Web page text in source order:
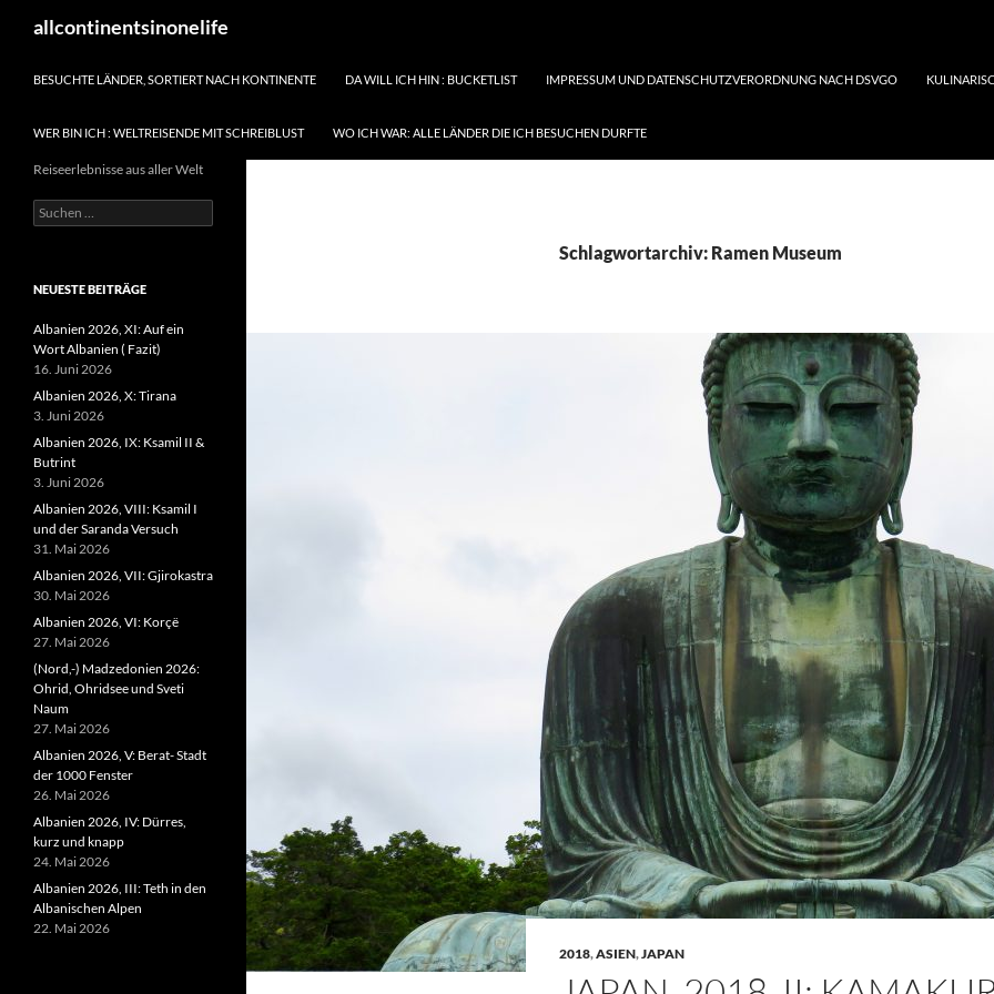
Inhaltallcontinentsinonelife
BESUCHTE LÄNDER, SORTIERT NACH KONTINENTE DA WILL ICH HIN : BUCKETLIST IMPRESSUM UND DATENSCHUTZVERORDNUNG NACH DSVGO
WER BIN ICH : WELTREISENDE MIT SCHREIBLUST WO ICH WAR: ALLE LÄNDER DIE ICH BESUCHEN DURFTE
Schlagwortarchiv: Ramen Museum
2018,ASIEN,JAPAN
Reiseerlebnisse aus aller Welt
Suchen
nach:
NEUESTE BEITRÄGE
Albanien 2026, XI: Auf ein
Wort Albanien ( Fazit)
16. Juni 2026
Albanien 2026, X: Tirana
3. Juni 2026
Albanien 2026, IX: Ksamil II &
Butrint
3. Juni 2026
Albanien 2026, VIII: Ksamil I
und der Saranda Versuch
31. Mai 2026
Albanien 2026, VII: Gjirokastra
30. Mai 2026
Albanien 2026, VI: Korçë
27. Mai 2026
(Nord,-) Madzedonien 2026:
Ohrid, Ohridsee und Sveti
Naum
27. Mai 2026
Albanien 2026, V: Berat- Stadt
der 1000 Fenster
26. Mai 2026
Albanien 2026, IV: Dürres,
kurz und knapp
24. Mai 2026
Albanien 2026, III: Teth in den
Albanischen Alpen
22. Mai 2026